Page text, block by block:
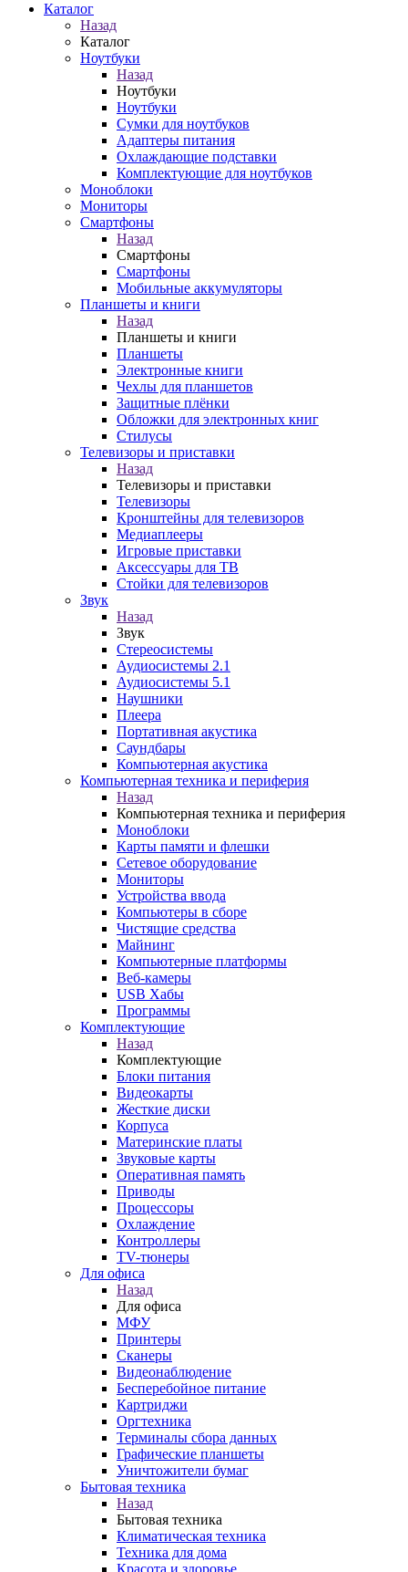
Каталог
Назад
Каталог
Ноутбуки
Назад
Ноутбуки
Ноутбуки
Сумки для ноутбуков
Адаптеры питания
Охлаждающие подставки
Комплектующие для ноутбуков
Моноблоки
Мониторы
Смартфоны
Назад
Смартфоны
Смартфоны
Мобильные аккумуляторы
Планшеты и книги
Назад
Планшеты и книги
Планшеты
Электронные книги
Чехлы для планшетов
Защитные плёнки
Обложки для электронных книг
Стилусы
Телевизоры и приставки
Назад
Телевизоры и приставки
Телевизоры
Кронштейны для телевизоров
Медиаплееры
Игровые приставки
Аксессуары для ТВ
Стойки для телевизоров
Звук
Назад
Звук
Стереосистемы
Аудиосистемы 2.1
Аудиосистемы 5.1
Наушники
Плеера
Портативная акустика
Саундбары
Компьютерная акустика
Компьютерная техника и периферия
Назад
Компьютерная техника и периферия
Моноблоки
Карты памяти и флешки
Сетевое оборудование
Мониторы
Устройства ввода
Компьютеры в сборе
Чистящие средства
Майнинг
Компьютерные платформы
Веб-камеры
USB Хабы
Программы
Комплектующие
Назад
Комплектующие
Блоки питания
Видеокарты
Жесткие диски
Корпуса
Материнские платы
Звуковые карты
Оперативная память
Приводы
Процессоры
Охлаждение
Контроллеры
TV-тюнеры
Для офиса
Назад
Для офиса
МФУ
Принтеры
Сканеры
Видеонаблюдение
Бесперебойное питание
Картриджи
Оргтехника
Терминалы сбора данных
Графические планшеты
Уничтожители бумаг
Бытовая техника
Назад
Бытовая техника
Климатическая техника
Техника для дома
Красота и здоровье